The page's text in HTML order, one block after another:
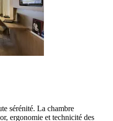
sérénité. La chambre
ergonomie et technicité des